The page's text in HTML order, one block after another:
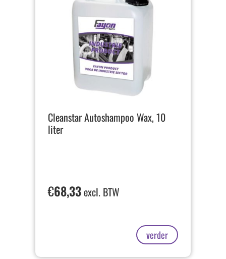
Cleanstar Autoshampoo Wax, 10
liter
€68,33excl. BTW
verder